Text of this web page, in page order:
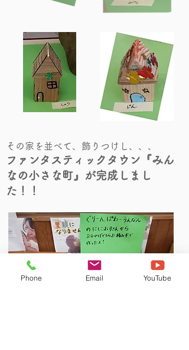
その家を並べて、飾りつけし、、、
ファンタスティックタウン『みん
なの小さな町』が完成しまし
た！！
Phone Email YouTube